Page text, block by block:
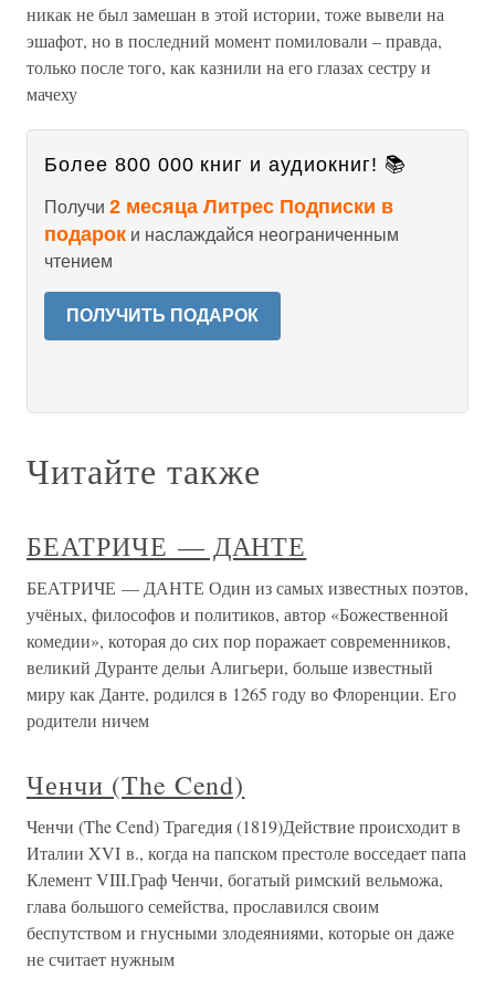
никак не был замешан в этой истории, тоже вывели на
эшафот, но в последний момент помиловали – правда,
только после того, как казнили на его глазах сестру и
мачеху
Более 800 000 книг и аудиокниг! 📚
Получи 2 месяца Литрес Подписки в
подарок и наслаждайся неограниченным
чтением
ПОЛУЧИТЬ ПОДАРОК
Читайте также
БЕАТРИЧЕ — ДАНТЕ
БЕАТРИЧЕ — ДАНТЕ Один из самых известных поэтов,
учёных, философов и политиков, автор «Божественной
комедии», которая до сих пор поражает современников,
великий Дуранте дельи Алигьери, больше известный
миру как Данте, родился в 1265 году во Флоренции. Его
родители ничем
Ченчи (The Cend)
Ченчи (The Cend) Трагедия (1819)Действие происходит в
Италии XVI в., когда на папском престоле восседает папа
Клемент VIII.Граф Ченчи, богатый римский вельможа,
глава большого семейства, прославился своим
беспутством и гнусными злодеяниями, которые он даже
не считает нужным